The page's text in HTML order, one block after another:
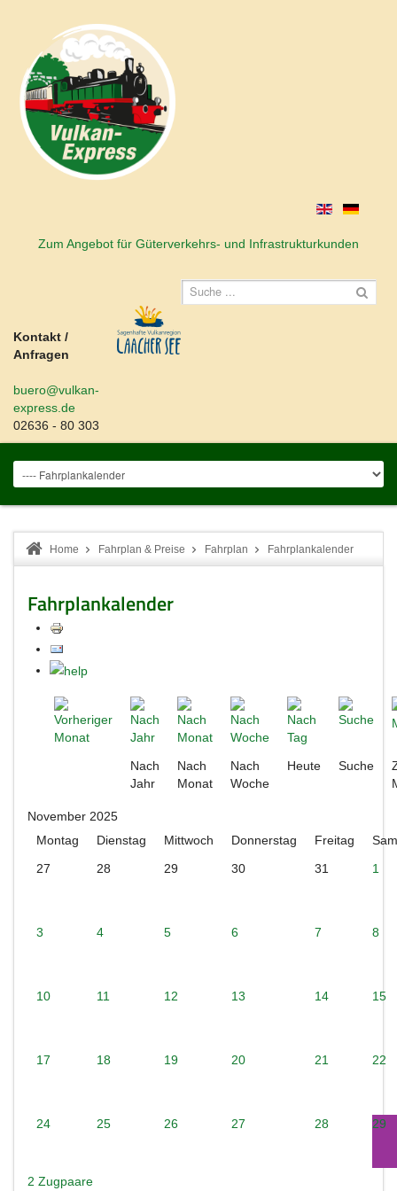
Zum Angebot für Güterverkehrs- und Infrastrukturkunden
Kontakt /
Anfragen
buero@vulkan-
express.de
02636 - 80 303
Home Fahrplan & Preise Fahrplan Fahrplankalender
Fahrplankalender
Nach
Jahr
Nach
Monat
Nach
Woche
Heute Suche
November 2025
Montag
Dienstag Mittwoch Donnerstag Freitag
27
28 29 30 31 1
3 4 5 6 7 8
10 11 12 13 14 15
17 18 19 20 21 22
24 25 26 27 28 29
2 Zugpaare